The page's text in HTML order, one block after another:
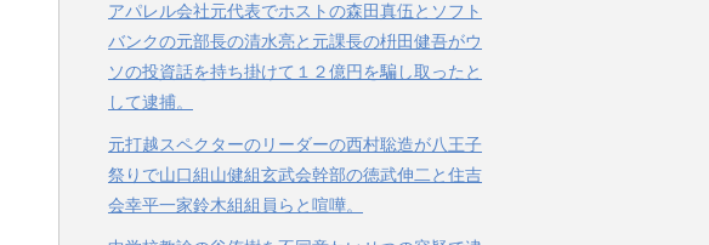
アパレル会社元代表でホストの森田真伍とソフト
バンクの元部長の清水亮と元課長の枡田健吾がウ
ソの投資話を持ち掛けて１２億円を騙し取ったと
して逮捕。
元打越スペクターのリーダーの西村聡造が八王子
祭りで山口組山健組玄武会幹部の徳武伸二と住吉
会幸平一家鈴木組組員らと喧嘩。